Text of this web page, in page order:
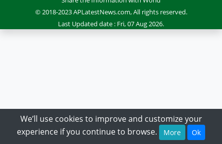
© 2018-2023 APLatestNews.com, All rights reserved.
Last Updated date : Fri, 07 Aug 2026.
We’ll use cookies to improve and customize your
experience if you continue to browse.
More Ok